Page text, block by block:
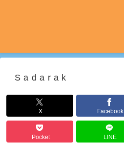
Sadarak
X Facebook
Pocket LINE